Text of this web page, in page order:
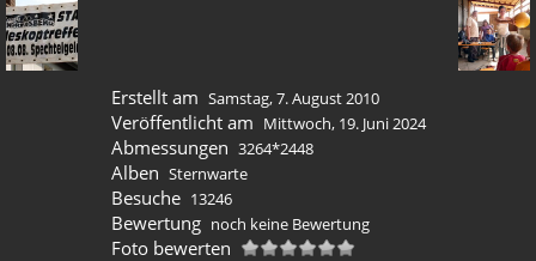
Erstellt am Samstag, 7. August 2010
Veröffentlicht am Mittwoch, 19. Juni 2024
Abmessungen 3264*2448
Alben Sternwarte
Besuche 13246
Bewertung noch keine Bewertung
Foto bewerten